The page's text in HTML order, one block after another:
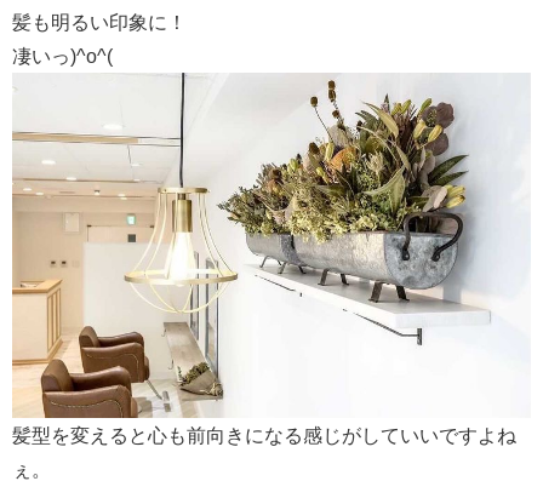
髪も明るい印象に！
凄いっ)^o^(
髪型を変えると心も前向きになる感じがしていいですよね
ぇ。